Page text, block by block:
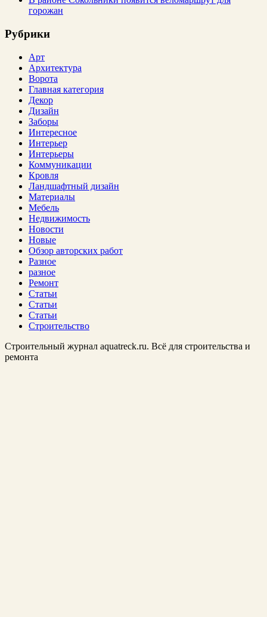
горожан
Рубрики
Арт
Архитектура
Ворота
Главная категория
Декор
Дизайн
Заборы
Интересное
Интерьер
Интерьеры
Коммуникации
Кровля
Ландшафтный дизайн
Материалы
Мебель
Недвижимость
Новости
Новые
Обзор авторских работ
Разное
разное
Ремонт
Статьи
Статьи
Статьи
Строительство
Строительный журнал aquatreck.ru. Всё для строительства и
ремонта